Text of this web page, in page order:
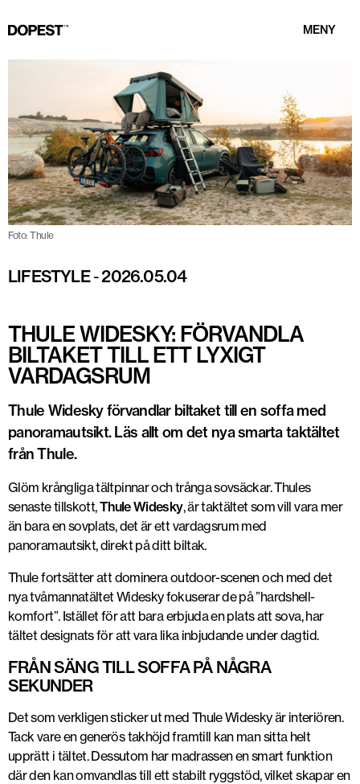
MENY
Foto: Thule
LIFESTYLE-2026.05.04
THULE WIDESKY: FÖRVANDLA
BILTAKET TILL ETT LYXIGT
VARDAGSRUM
Thule Widesky förvandlar biltaket till en soffa med
panoramautsikt. Läs allt om det nya smarta taktältet
från Thule.
Glöm krångliga tältpinnar och trånga sovsäckar. Thules
senaste tillskott,Thule Widesky, är taktältet som vill vara mer
än bara en sovplats, det är ett vardagsrum med
panoramautsikt, direkt på ditt biltak.
Thule fortsätter att dominera outdoor-scenen och med det
nya tvåmannatältet Widesky fokuserar de på ”hardshell-
komfort”. Istället för att bara erbjuda en plats att sova, har
tältet designats för att vara lika inbjudande under dagtid.
FRÅN SÄNG TILL SOFFA PÅ NÅGRA
SEKUNDER
Det som verkligen sticker ut med Thule Widesky är interiören.
Tack vare en generös takhöjd framtill kan man sitta helt
upprätt i tältet. Dessutom har madrassen en smart funktion
där den kan omvandlas till ett stabilt ryggstöd, vilket skapar en